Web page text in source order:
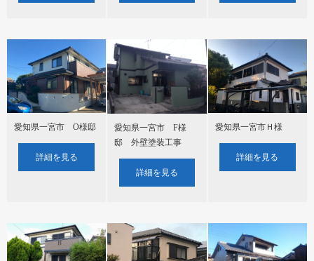
愛知県一宮市 О様邸
詳細を見る
愛知県一宮市 F様
邸 外壁塗装工事
詳細を見る
愛知県一宮市Ｈ様
詳細を見る